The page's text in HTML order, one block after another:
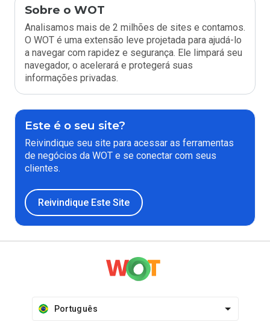
Sobre o WOT
Analisamos mais de 2 milhões de sites e contamos.
O WOT é uma extensão leve projetada para ajudá-lo
a navegar com rapidez e segurança. Ele limpará seu
navegador, o acelerará e protegerá suas
informações privadas.
Este é o seu site?
Reivindique seu site para acessar as ferramentas
de negócios da WOT e se conectar com seus
clientes.
Reivindique Este Site
Português